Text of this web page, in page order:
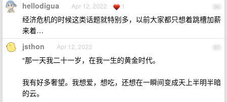
96
hellodigua Apr 12, 2022 1
经济危机的时候这类话题就特别多，以前大家都只想着跳槽加薪
来着…
97
jsthon Apr 12, 2022
“那一天我二十一岁，在我一生的黄金时代。
我有好多奢望。我想爱，想吃，还想在一瞬间变成天上半明半暗
的云。